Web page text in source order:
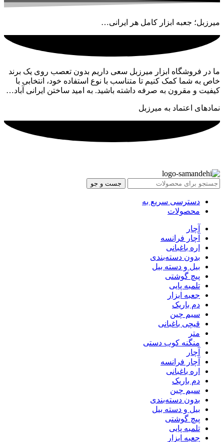
میرزبل؛ جعبه ابزار کامل هر ایرانی…
ما در فروشگاه ابزار میرزبل سعی داریم بدون تعصب روی یک برند
خاص به شما کمک کنیم تا متناسب با نوع استفاده خود، انتخابی با
کیفیت و مقرون به صرفه داشته باشید. به امید ساختن ایرانی آباد…
نمادهای اعتماد به میرزبل
جست و جو
دسترسی سریع به
محصولات
آچار
آچار فرانسه
اره باغبانی
بدون دسته‌بندی
بیل و دسته بیل
پیچ گوشتی
تلمبه پایی
جعبه ابزار
دم باریک
سیم چین
قیچی باغبانی
متر
منگنه کوب دستی
آچار
آچار فرانسه
اره باغبانی
دم باریک
سیم چین
بدون دسته‌بندی
بیل و دسته بیل
پیچ گوشتی
تلمبه پایی
جعبه ابزار